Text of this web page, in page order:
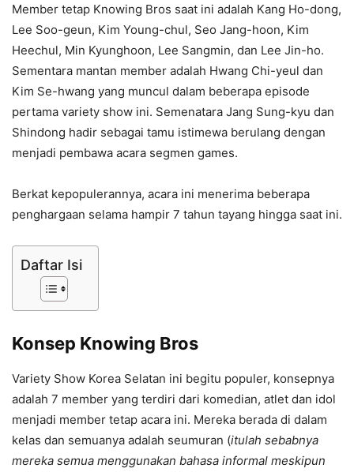
Member tetap Knowing Bros saat ini adalah Kang Ho-dong,
Lee Soo-geun, Kim Young-chul, Seo Jang-hoon, Kim
Heechul, Min Kyunghoon, Lee Sangmin, dan Lee Jin-ho.
Sementara mantan member adalah Hwang Chi-yeul dan
Kim Se-hwang yang muncul dalam beberapa episode
pertama variety show ini. Semenatara Jang Sung-kyu dan
Shindong hadir sebagai tamu istimewa berulang dengan
menjadi pembawa acara segmen games.
Berkat kepopulerannya, acara ini menerima beberapa
penghargaan selama hampir 7 tahun tayang hingga saat ini.
Daftar Isi
Konsep Knowing Bros
Variety Show Korea Selatan ini begitu populer, konsepnya
adalah 7 member yang terdiri dari komedian, atlet dan idol
menjadi member tetap acara ini. Mereka berada di dalam
kelas dan semuanya adalah seumuran (itulah sebabnya
mereka semua menggunakan bahasa informal meskipun